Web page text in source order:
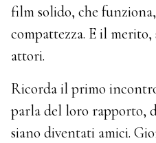
film solido, che
compattezza. E il merito,
attori.
Ricorda il primo
parla del loro rapporto,
siano diventati amici.